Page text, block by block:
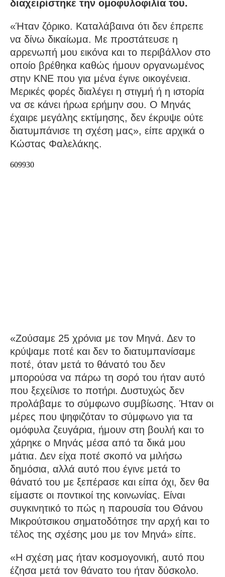
διαχειρίστηκε την ομοφυλοφιλία του.
«Ήταν ζόρικο. Καταλάβαινα ότι δεν έπρεπε
να δίνω δικαίωμα. Με προστάτευσε η
αρρενωπή μου εικόνα και το περιβάλλον στο
οποίο βρέθηκα καθώς ήμουν οργανωμένος
στην ΚΝΕ που για μένα έγινε οικογένεια.
Μερικές φορές διαλέγει η στιγμή ή η ιστορία
να σε κάνει ήρωα ερήμην σου. Ο Μηνάς
έχαιρε μεγάλης εκτίμησης, δεν έκρυψε ούτε
διατυμπάνισε τη σχέση μας», είπε αρχικά ο
Κώστας Φαλελάκης.
«Ζούσαμε 25 χρόνια με τον Μηνά. Δεν το
κρύψαμε ποτέ και δεν το διατυμπανίσαμε
ποτέ, όταν μετά το θάνατό του δεν
μπορούσα να πάρω τη σορό του ήταν αυτό
που ξεχείλισε το ποτήρι. Δυστυχώς δεν
προλάβαμε το σύμφωνο συμβίωσης. Ήταν οι
μέρες που ψηφιζόταν το σύμφωνο για τα
ομόφυλα ζευγάρια, ήμουν στη βουλή και το
χάρηκε ο Μηνάς μέσα από τα δικά μου
μάτια. Δεν είχα ποτέ σκοπό να μιλήσω
δημόσια, αλλά αυτό που έγινε μετά το
θάνατό του με ξεπέρασε και είπα όχι, δεν θα
είμαστε οι ποντικοί της κοινωνίας. Είναι
συγκινητικό το πώς η παρουσία του Θάνου
Μικρούτσικου σηματοδότησε την αρχή και το
τέλος της σχέσης μου με τον Μηνά» είπε.
«Η σχέση μας ήταν κοσμογονική, αυτό που
έζησα μετά τον θάνατο του ήταν δύσκολο.